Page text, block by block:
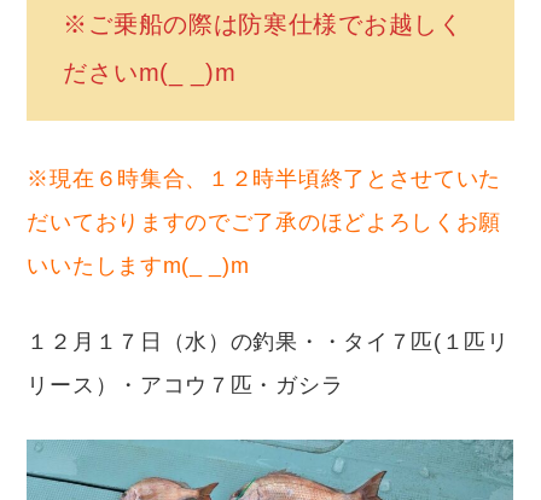
※ご乗船の際は防寒仕様でお越しく
ださいm(_ _)m
※現在６時集合、１２時半頃終了とさせていた
だいておりますのでご了承のほどよろしくお願
いいたしますm(_ _)m
１２月１７日（水）の釣果・・タイ７匹(１匹リ
リース）・アコウ７匹・ガシラ